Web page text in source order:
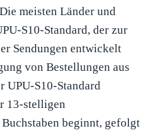
meisten Länder und
S10-Standard, der zur
Sendungen entwickelt
von Bestellungen aus
UPU-S10-Standard
13-stelligen
beginnt, gefolgt